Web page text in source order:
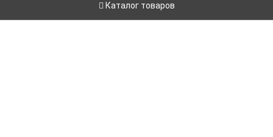
Каталог товаров